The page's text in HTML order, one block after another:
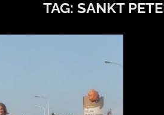
TAG: SANKT